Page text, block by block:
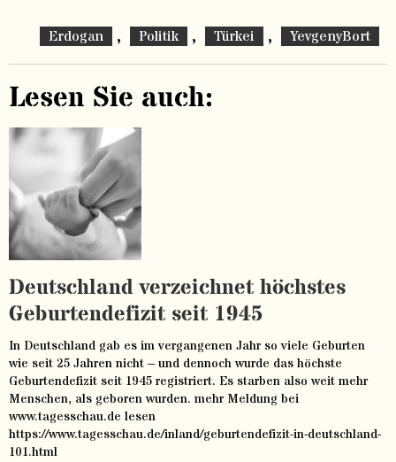
Erdogan , Politik , Türkei , YevgenyBort
Lesen Sie auch:
Deutschland verzeichnet höchstes
Geburtendefizit seit 1945
In Deutschland gab es im vergangenen Jahr so viele Geburten
wie seit 25 Jahren nicht – und dennoch wurde das höchste
Geburtendefizit seit 1945 registriert. Es starben also weit mehr
Menschen, als geboren wurden. mehr Meldung bei
www.tagesschau.de lesen
https://www.tagesschau.de/inland/geburtendefizit-in-deutschland-
101.html